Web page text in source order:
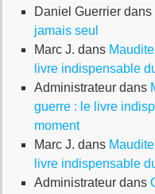
Daniel Guerrier dans
jamais seul
Marc J. dans
livre indispensable
Administrateur dans
guerre : le livre
moment
Marc J. dans
livre indispensable
Administrateur dans